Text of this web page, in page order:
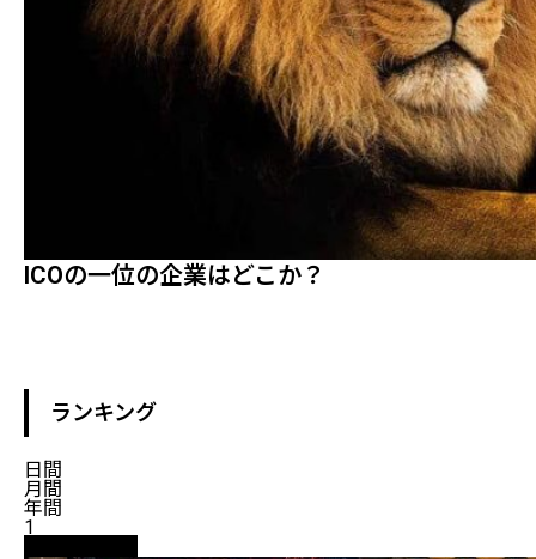
ICOの一位の企業はどこか？
ランキング
日間
月間
年間
1